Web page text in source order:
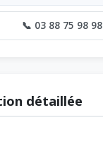
📞 03 88 75 98 98
détaillée